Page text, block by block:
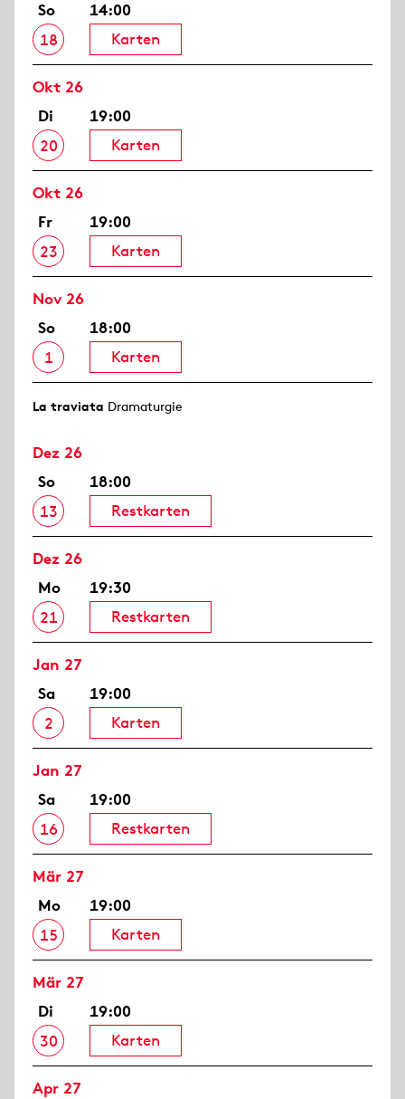
So
18
14:00
Karten
Okt 26
Di
20
19:00
Karten
Okt 26
Fr
23
19:00
Karten
Nov 26
So
1
18:00
Karten
La traviata Dramaturgie
Dez 26
So
13
18:00
Restkarten
Dez 26
Mo
21
19:30
Restkarten
Jan 27
Sa
2
19:00
Karten
Jan 27
Sa
16
19:00
Restkarten
Mär 27
Mo
15
19:00
Karten
Mär 27
Di
30
19:00
Karten
Apr 27